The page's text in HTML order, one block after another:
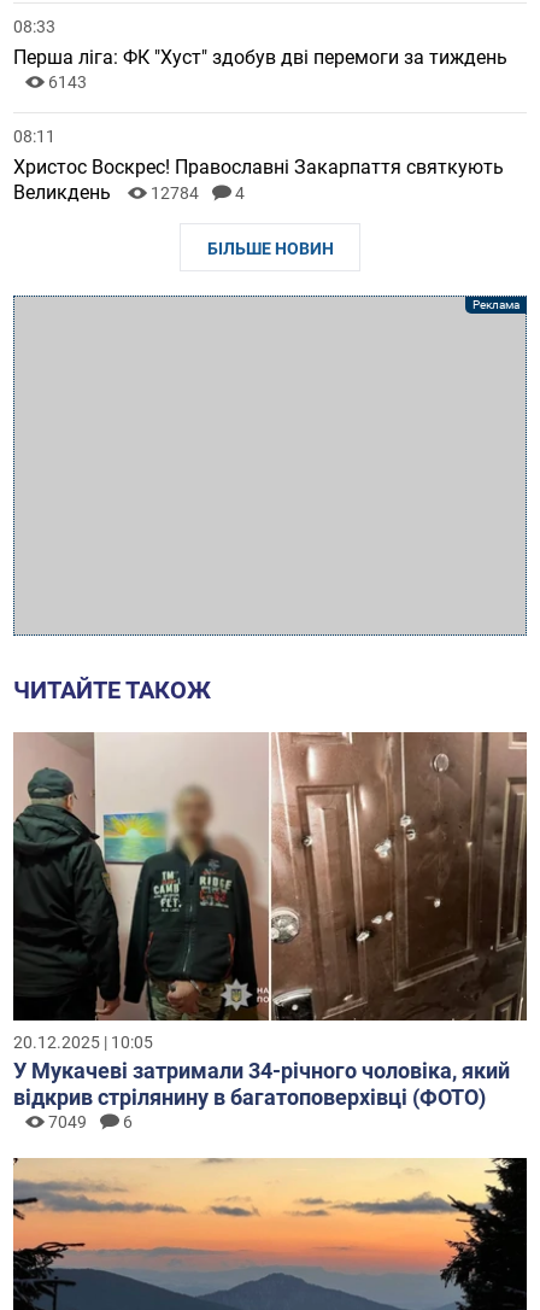
08:33
Перша ліга: ФК "Хуст" здобув дві перемоги за тиждень
6143
08:11
Христос Воскрес! Православні Закарпаття святкують
Великдень
12784 4
БІЛЬШЕ НОВИН
ЧИТАЙТЕ ТАКОЖ
20.12.2025 | 10:05
У Мукачеві затримали 34-річного чоловіка, який
відкрив стрілянину в багатоповерхівці (ФОТО)
7049 6